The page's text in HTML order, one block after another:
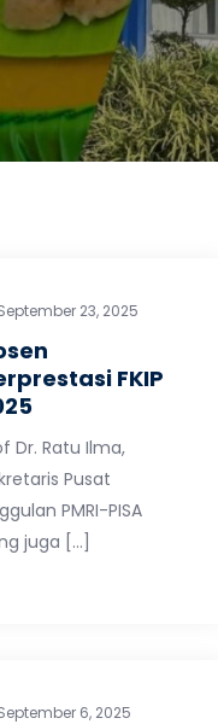
23, 2025
FKIP
Dr. Ratu Ilma,
Pusat
PMRI-PISA
juga […]
6, 2025